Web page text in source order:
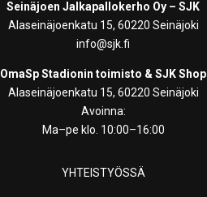
Seinäjoen Jalkapallokerho Oy – SJK
Alaseinäjoenkatu 15, 60220 Seinäjoki
info@sjk.fi
OmaSp Stadionin toimisto & SJK Shop
Alaseinäjoenkatu 15, 60220 Seinäjoki
Avoinna:
Ma–pe klo. 10:00–16:00
YHTEISTYÖSSÄ